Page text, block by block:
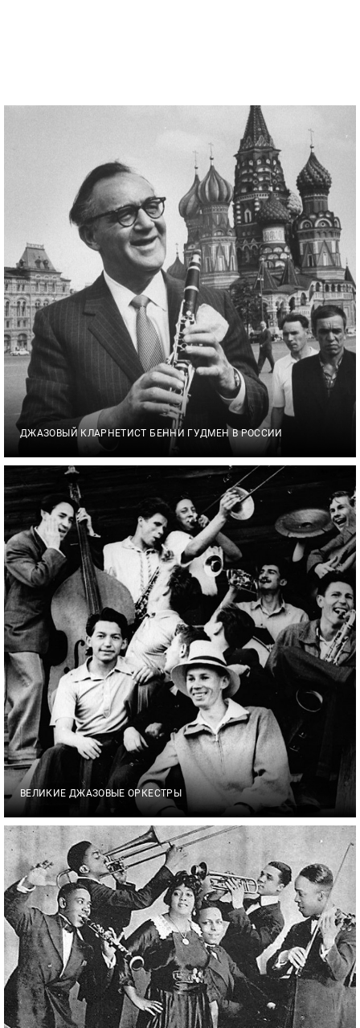
ДЖАЗОВЫЙ КЛАРНЕТИСТ БЕННИ ГУДМЕН В РОССИИ
ВЕЛИКИЕ ДЖАЗОВЫЕ ОРКЕСТРЫ